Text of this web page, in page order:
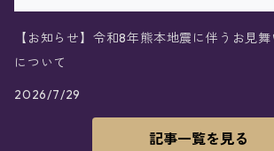
【お知らせ】令和8年熊本地震に伴うお見
について
2026/7/29
記事一覧を見る